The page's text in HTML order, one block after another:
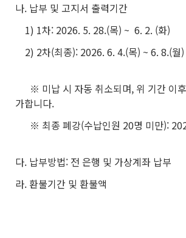
나. 납부 및 고지서 출력기간
1) 1차: 2026. 5. 28.(목) ~ 6. 2. (화)
2) 2차(최종): 2026. 6. 4.(목) ~ 6. 8.(월)
※ 미납 시 자동 취소되며, 위 기간 이
가합니다.
※ 최종 폐강(수납인원 20명 미만):
다. 납부방법: 전 은행 및 가상계좌 납부
라. 환불기간 및 환불액